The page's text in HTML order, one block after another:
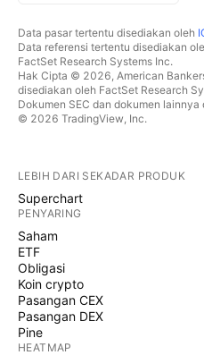
Data pasar tertentu disediakan oleh
Data referensi tertentu disediakan
FactSet Research Systems Inc.
Hak Cipta © 2026, American
disediakan oleh FactSet Research
Dokumen SEC dan dokumen lainnya
© 2026 TradingView, Inc.
LEBIH DARI SEKADAR PRODUK
Superchart
PENYARING
Saham
ETF
Obligasi
Koin crypto
Pasangan CEX
Pasangan DEX
Pine
HEATMAP